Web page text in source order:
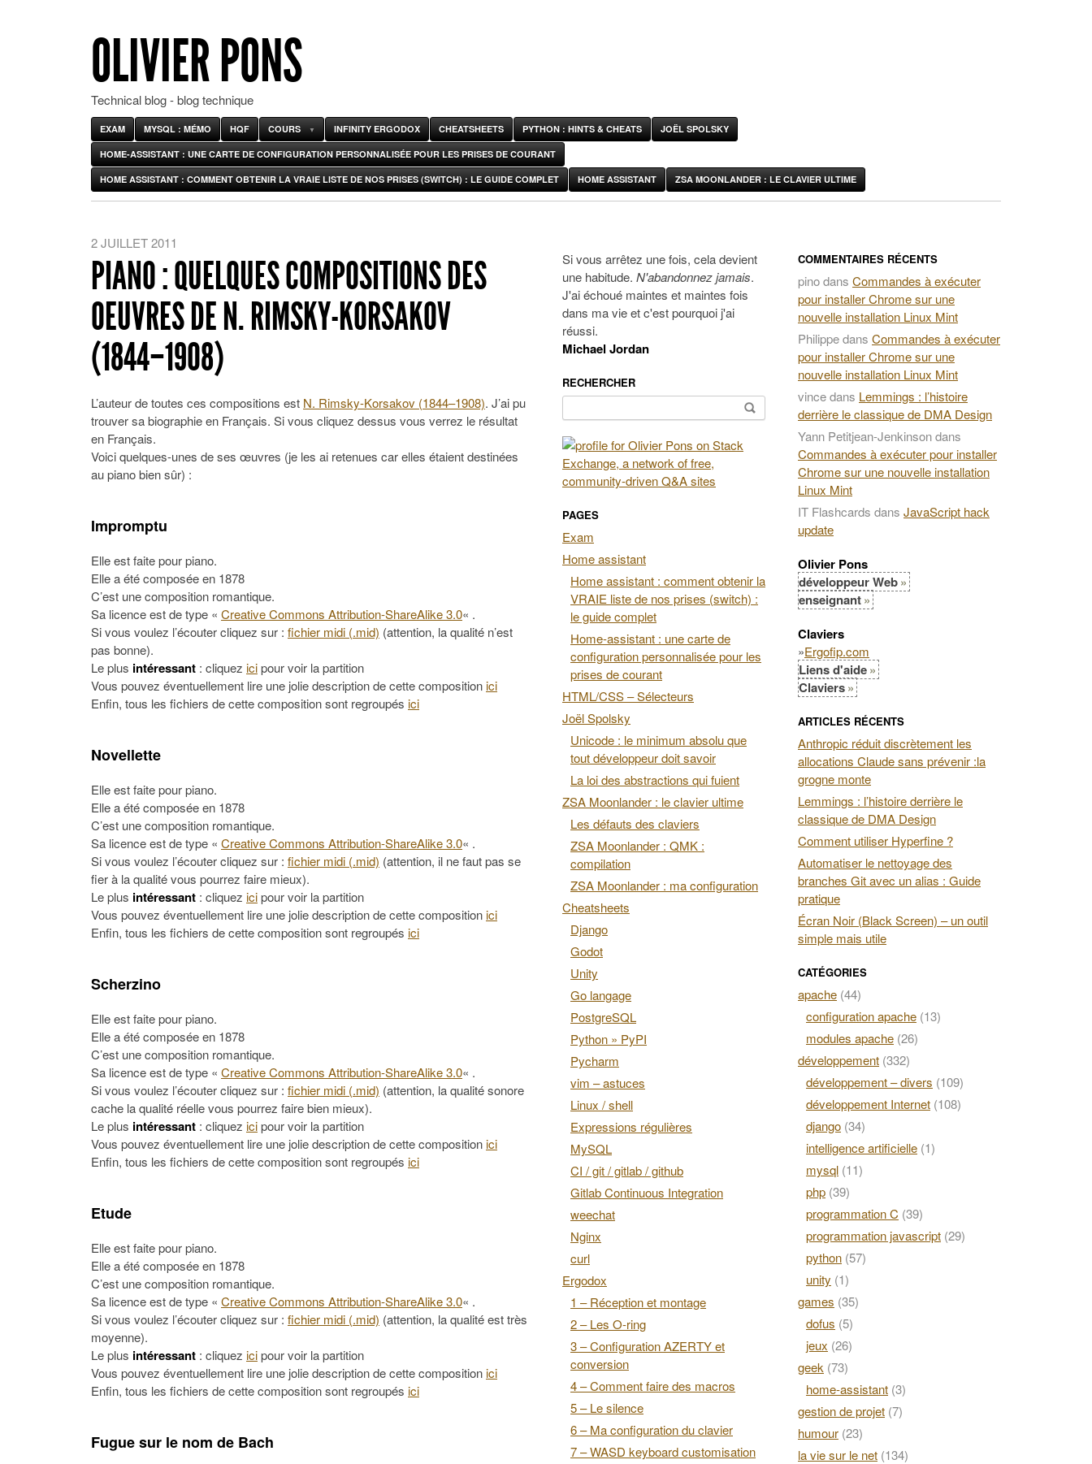
OLIVIER PONS
Technical blog - blog technique
EXAM MYSQL : MÉMO HQF COURS INFINITY ERGODOX CHEATSHEETS PYTHON : HINTS & CHEATS JOËL SPOLSKY
HOME-ASSISTANT : UNE CARTE DE CONFIGURATION PERSONNALISÉE POUR LES PRISES DE COURANT
HOME ASSISTANT : COMMENT OBTENIR LA VRAIE LISTE DE NOS PRISES (SWITCH) : LE GUIDE COMPLET HOME ASSISTANT ZSA MOONLANDER : LE CLAVIER ULTIME
2 JUILLET 2011
PIANO : QUELQUES COMPOSITIONS DES
OEUVRES DE N. RIMSKY-KORSAKOV
(1844–1908)
L’auteur de toutes ces compositions est N. Rimsky-Korsakov (1844–1908). J’ai pu
trouver sa biographie en Français. Si vous cliquez dessus vous verrez le résultat
en Français.
Voici quelques-unes de ses œuvres (je les ai retenues car elles étaient destinées
au piano bien sûr) :
Impromptu
Elle est faite pour piano.
Elle a été composée en 1878
C’est une composition romantique.
Sa licence est de type « Creative Commons Attribution-ShareAlike 3.0« .
Si vous voulez l’écouter cliquez sur : fichier midi (.mid) (attention, la qualité n’est
pas bonne).
Le plus intéressant : cliquez icipour voir la partition
Vous pouvez éventuellement lire une jolie description de cette compositionici
Enfin, tous les fichiers de cette composition sont regroupés ici
Novellette
Elle est faite pour piano.
Elle a été composée en 1878
C’est une composition romantique.
Sa licence est de type « Creative Commons Attribution-ShareAlike 3.0« .
Si vous voulez l’écouter cliquez sur : fichier midi (.mid) (attention, il ne faut pas se
fier à la qualité vous pourrez faire mieux).
Le plus intéressant : cliquez icipour voir la partition
Vous pouvez éventuellement lire une jolie description de cette compositionici
Enfin, tous les fichiers de cette composition sont regroupés ici
Scherzino
Elle est faite pour piano.
Elle a été composée en 1878
C’est une composition romantique.
Sa licence est de type « Creative Commons Attribution-ShareAlike 3.0« .
Si vous voulez l’écouter cliquez sur : fichier midi (.mid) (attention, la qualité sonore
cache la qualité réelle vous pourrez faire bien mieux).
Le plus intéressant : cliquez icipour voir la partition
Vous pouvez éventuellement lire une jolie description de cette compositionici
Enfin, tous les fichiers de cette composition sont regroupés ici
Etude
Elle est faite pour piano.
Elle a été composée en 1878
C’est une composition romantique.
Sa licence est de type « Creative Commons Attribution-ShareAlike 3.0« .
Si vous voulez l’écouter cliquez sur : fichier midi (.mid) (attention, la qualité est très
moyenne).
Le plus intéressant : cliquez icipour voir la partition
Vous pouvez éventuellement lire une jolie description de cette compositionici
Enfin, tous les fichiers de cette composition sont regroupés ici
Fugue sur le nom de Bach
Si vous arrêtez une fois, cela devient
une habitude. N'abandonnez jamais.
J'ai échoué maintes et maintes fois
dans ma vie et c'est pourquoi j'ai
réussi.
Michael Jordan
RECHERCHER
PAGES
Exam
Home assistant
Home assistant : comment obtenir la
VRAIE liste de nos prises (switch) :
le guide complet
Home-assistant : une carte de
configuration personnalisée pour les
prises de courant
HTML/CSS – Sélecteurs
Joël Spolsky
Unicode : le minimum absolu que
tout développeur doit savoir
La loi des abstractions qui fuient
ZSA Moonlander : le clavier ultime
Les défauts des claviers
ZSA Moonlander : QMK :
compilation
ZSA Moonlander : ma configuration
Cheatsheets
Django
Godot
Unity
Go langage
PostgreSQL
Python » PyPI
Pycharm
vim – astuces
Linux / shell
Expressions régulières
MySQL
CI / git / gitlab / github
Gitlab Continuous Integration
weechat
Nginx
curl
Ergodox
1 – Réception et montage
2 – Les O-ring
3 – Configuration AZERTY et
conversion
4 – Comment faire des macros
5 – Le silence
6 – Ma configuration du clavier
7 – WASD keyboard customisation
COMMENTAIRES RÉCENTS
pinodans Commandes à exécuter
pour installer Chrome sur une
nouvelle installation Linux Mint
Philippedans Commandes à exécuter
pour installer Chrome sur une
nouvelle installation Linux Mint
vincedans Lemmings : l’histoire
derrière le classique de DMA Design
Yann Petitjean-Jenkinsondans
Commandes à exécuter pour installer
Chrome sur une nouvelle installation
Linux Mint
IT Flashcards dans JavaScript hack
update
Olivier Pons
développeur Web
enseignant
Claviers
»Ergofip.com
Liens d'aide
Claviers
ARTICLES RÉCENTS
Anthropic réduit discrètement les
allocations Claude sans prévenir :la
grogne monte
Lemmings : l’histoire derrière le
classique de DMA Design
Comment utiliser Hyperfine ?
Automatiser le nettoyage des
branches Git avec un alias : Guide
pratique
Écran Noir (Black Screen) – un outil
simple mais utile
CATÉGORIES
apache (44)
configuration apache (13)
modules apache (26)
développement (332)
développement – divers (109)
développement Internet (108)
django (34)
intelligence artificielle (1)
mysql (11)
php (39)
programmation C (39)
programmation javascript (29)
python (57)
unity (1)
games (35)
dofus (5)
jeux (26)
geek (73)
home-assistant (3)
gestion de projet (7)
humour (23)
la vie sur le net (134)